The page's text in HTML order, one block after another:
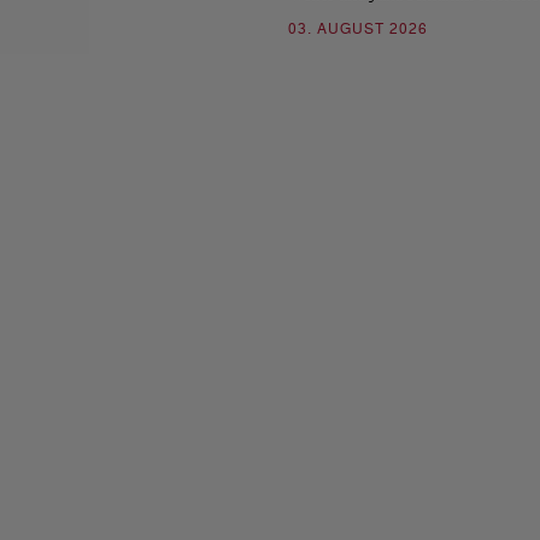
03. AUGUST 2026